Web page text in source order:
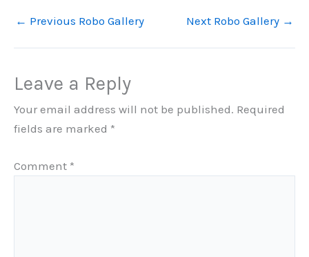
← Previous Robo Gallery Next Robo Gallery →
Leave a Reply
Your email address will not be published. Required
fields are marked *
Comment *